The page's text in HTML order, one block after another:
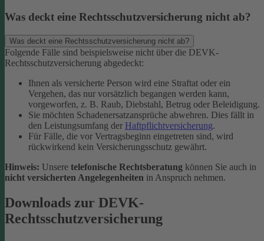
Was deckt eine Rechtsschutzversicherung nicht ab?
Was deckt eine Rechtsschutzversicherung nicht ab?
Folgende Fälle sind beispielsweise nicht über die DEVK-
Rechtsschutzversicherung abgedeckt:
Ihnen als versicherte Person wird eine Straftat oder ein
Vergehen, das nur vorsätzlich begangen werden kann,
vorgeworfen, z. B. Raub, Diebstahl, Betrug oder Beleidigung.
Sie möchten Schadenersatzansprüche abwehren. Dies fällt in
den Leistungsumfang der Haftpflichtversicherung.
Für Fälle, die vor Vertragsbeginn eingetreten sind, wird
rückwirkend kein Versicherungsschutz gewährt.
Hinweis: Unsere telefonische Rechtsberatung können Sie auch in
nicht versicherten Angelegenheiten in Anspruch nehmen.
Downloads zur DEVK-
Rechtsschutzversicherung